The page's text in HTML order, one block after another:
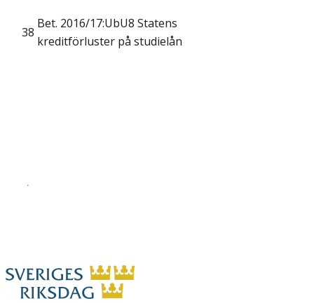
38
Bet. 2016/17:UbU8 Statens
kreditförluster på studielån